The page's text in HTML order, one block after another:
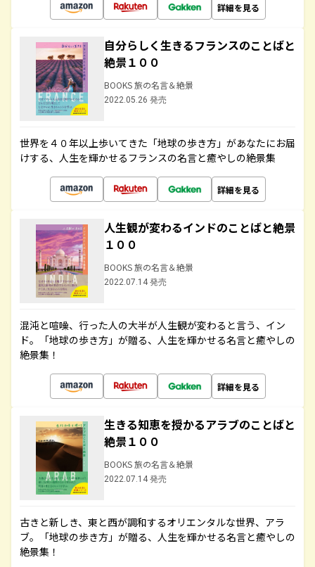
詳細を見る
自分らしく生きるフランスのことばと
絶景１００
BOOKS 旅の名言＆絶景
2022.05.26 発売
世界を４０年以上歩いてきた「地球の歩き方」があなたにお届
けする、人生を輝かせるフランスの名言と癒やしの絶景集
詳細を見る
人生観が変わるインドのことばと絶景
１００
BOOKS 旅の名言＆絶景
2022.07.14 発売
混沌と喧噪、行った人の大半が人生観が変わると言う、イン
ド。「地球の歩き方」が贈る、人生を輝かせる名言と癒やしの
絶景集！
詳細を見る
生きる知恵を授かるアラブのことばと
絶景１００
BOOKS 旅の名言＆絶景
2022.07.14 発売
古きと新しき、東と西が調和するオリエンタルな世界、アラ
ブ。「地球の歩き方」が贈る、人生を輝かせる名言と癒やしの
絶景集！